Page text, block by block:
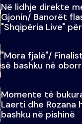
Në lidhje direkte
Gjonin/ Banorët
"Shqipëria Live"
madhe
"Mora fjalë"/
së bashku në oborr
Momente të
Laerti dhe Rozana
bashku në pishinë